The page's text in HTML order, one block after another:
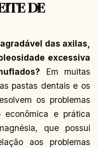
DE
das axilas,
excessiva
Em muitas
pastas dentais e os
os problemas
econômica e prática
que possui
aos problemas